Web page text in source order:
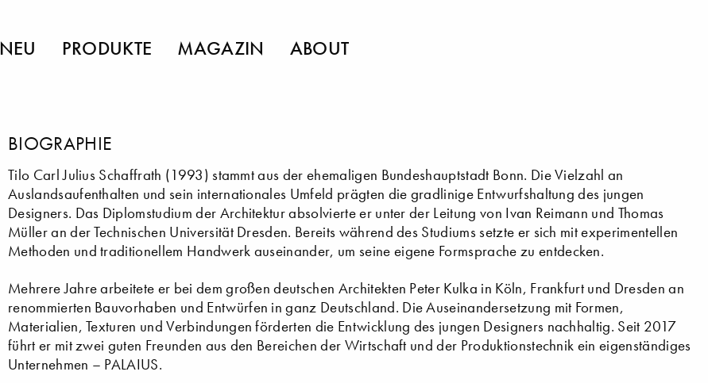
NEU PRODUKTE MAGAZIN ABOUT
BIOGRAPHIE
Tilo Carl Julius Schaffrath (1993) stammt aus der ehemaligen Bundeshauptstadt Bonn. Die Vielzahl an
Auslandsaufenthalten und sein internationales Umfeld prägten die gradlinige Entwurfshaltung des jungen
Designers. Das Diplomstudium der Architektur absolvierte er unter der Leitung von Ivan Reimann und Thomas
Müller an der Technischen Universität Dresden. Bereits während des Studiums setzte er sich mit experimentellen
Methoden und traditionellem Handwerk auseinander, um seine eigene Formsprache zu entdecken.
Mehrere Jahre arbeitete er bei dem großen deutschen Architekten Peter Kulka in Köln, Frankfurt und Dresden an
renommierten Bauvorhaben und Entwürfen in ganz Deutschland. Die Auseinandersetzung mit Formen,
Materialien, Texturen und Verbindungen förderten die Entwicklung des jungen Designers nachhaltig. Seit 2017
führt er mit zwei guten Freunden aus den Bereichen der Wirtschaft und der Produktionstechnik ein eigenständiges
Unternehmen – PALAIUS.